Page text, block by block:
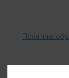
Политика